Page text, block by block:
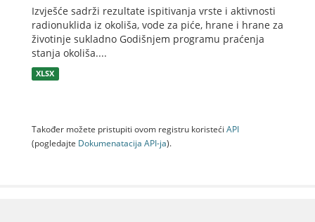
Izvješće sadrži rezultate ispitivanja vrste i aktivnosti
radionuklida iz okoliša, vode za piće, hrane i hrane za
životinje sukladno Godišnjem programu praćenja
stanja okoliša....
XLSX
Također možete pristupiti ovom registru koristeći API
(pogledajte Dokumenаtаcijа API-jа).